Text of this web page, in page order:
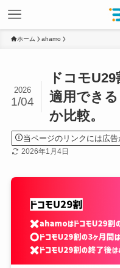
ホーム ahamo
ドコモ
適用でき
か比較。
2026
1/04
当ページのリンクには広告
2026年1月4日